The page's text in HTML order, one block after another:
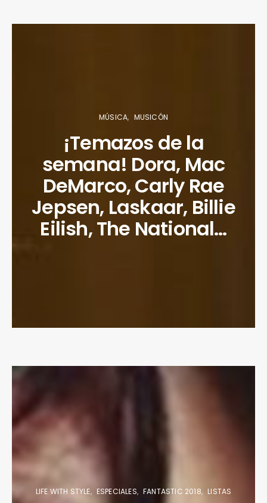
MÚSICA MUSICÓN
¡Temazos de la
semana! Dora, Mac
DeMarco, Carly Rae
Jepsen, Laskaar, Billie
Eilish, The National…
LIFE WITH STYLE ESPECIALES FANTASTIC 2018 LISTAS